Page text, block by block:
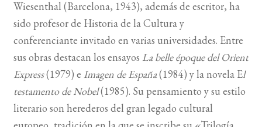
BUSCAR
LISTA DE LIBROS
Wiesenthal (Barcelona, 1943), además de escritor, ha
sido profesor de Historia de la Cultura y
conferenciante invitado en varias universidades. Entre
sus obras destacan los ensayos La belle époque del Orient
Express(1979) e Imagen de España(1984) y la novela El
testamento de Nobel(1985). Su pensamiento y su estilo
literario son herederos del gran legado cultural